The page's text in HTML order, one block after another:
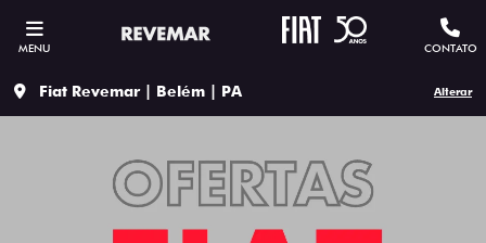
MENU CONTATO
Fiat Revemar | Belém | PA Alterar